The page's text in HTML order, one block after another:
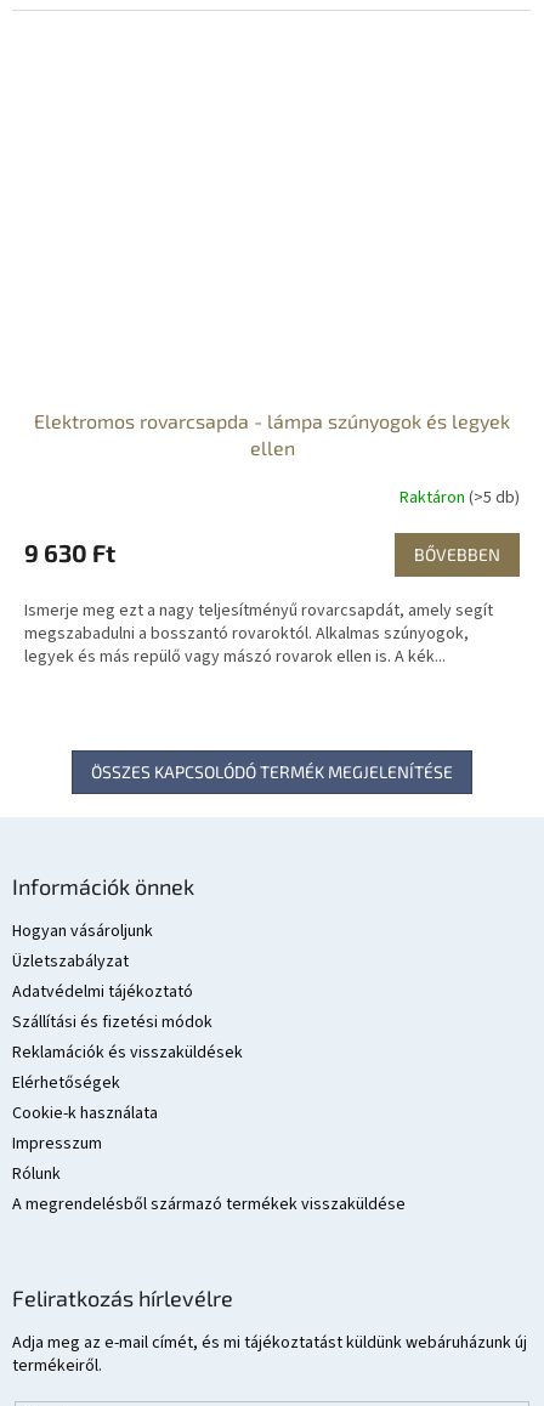
Elektromos rovarcsapda - lámpa szúnyogok és legyek
ellen
Raktáron (>5 db)
9 630 Ft BŐVEBBEN
Ismerje meg ezt a nagy teljesítményű rovarcsapdát, amely segít
megszabadulni a bosszantó rovaroktól. Alkalmas szúnyogok,
legyek és más repülő vagy mászó rovarok ellen is. A kék...
ÖSSZES KAPCSOLÓDÓ TERMÉK MEGJELENÍTÉSE
Információk önnek
Hogyan vásároljunk
Üzletszabályzat
Adatvédelmi tájékoztató
Szállítási és fizetési módok
Reklamációk és visszaküldések
Elérhetőségek
Cookie-k használata
Impresszum
Rólunk
A megrendelésből származó termékek visszaküldése
Feliratkozás hírlevélre
Adja meg az e-mail címét, és mi tájékoztatást küldünk webáruházunk új
termékeiről.